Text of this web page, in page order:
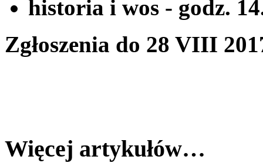
historia i wos - godz.
Zgłoszenia do 28 VIII
Więcej artykułów…